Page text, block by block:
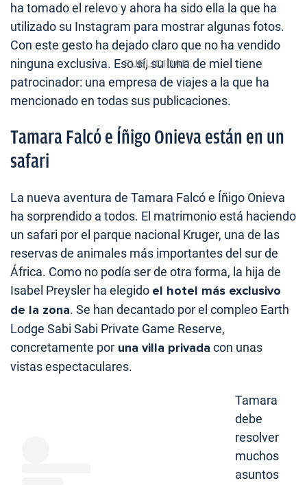
ha tomado el relevo y ahora ha sido ella la que ha
utilizado su Instagram para mostrar algunas fotos.
Con este gesto ha dejado claro que no ha vendido
ninguna exclusiva. Eso sí, su luna de miel tiene
patrocinador: una empresa de viajes a la que ha
mencionado en todas sus publicaciones.
Tamara Falcó e Íñigo Onieva están en un
safari
La nueva aventura de Tamara Falcó e Íñigo Onieva
ha sorprendido a todos. El matrimonio está haciendo
un safari por el parque nacional Kruger, una de las
reservas de animales más importantes del sur de
África. Como no podía ser de otra forma, la hija de
Isabel Preysler ha elegido el hotel más exclusivo
de la zona. Se han decantado por el compleo Earth
Lodge Sabi Sabi Private Game Reserve,
concretamente por una villa privada con unas
vistas espectaculares.
Tamara
debe
resolver
muchos
asuntos